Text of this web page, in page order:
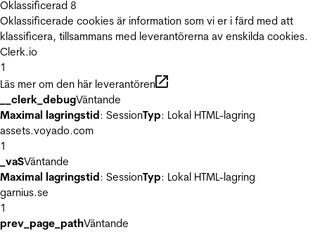
Oklassificerad 8
Oklassificerade cookies är information som vi er i färd med att
klassificera, tillsammans med leverantörerna av enskilda cookies.
Clerk.io
1
Läs mer om den här leverantören
__clerk_debugVäntande
Maximal lagringstid: SessionTyp: Lokal HTML-lagring
assets.voyado.com
1
_vaSVäntande
Maximal lagringstid: SessionTyp: Lokal HTML-lagring
garnius.se
1
prev_page_pathVäntande